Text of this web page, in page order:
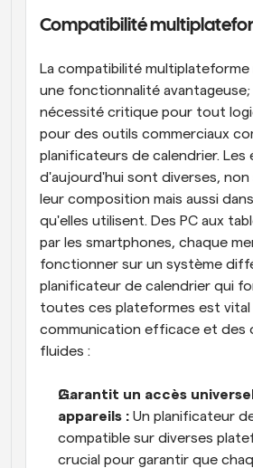
Compatibilité
La compatibilité
une fonctionnalité
nécessité critique pour tout
pour des outils commerciaux
planificateurs de calendrier. Les
d'aujourd'hui sont diverses, non
leur composition mais aussi
qu'elles utilisent. Des PC aux
par les smartphones, chaque
fonctionner sur un système
planificateur de calendrier qui
toutes ces plateformes est vital
communication efficace et des
fluides :
Garantit un accès
appareils : Un planificateur
compatible sur diverses
crucial pour garantir que